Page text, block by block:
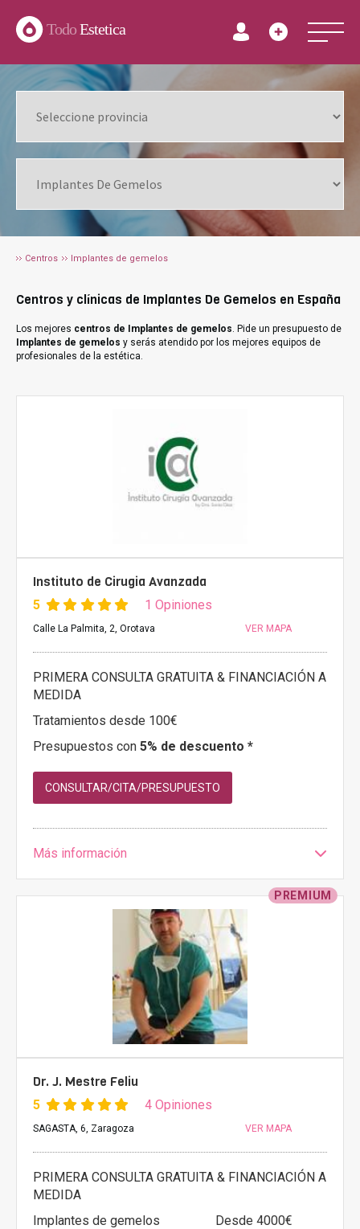
TodoEstetica
Centros Implantes de gemelos
Centros y clínicas de Implantes De Gemelos en España
Los mejores centros de Implantes de gemelos. Pide un presupuesto de
Implantes de gemelos y serás atendido por los mejores equipos de
profesionales de la estética.
Instituto de Cirugia Avanzada
5 1 Opiniones
Calle La Palmita, 2, Orotava VER MAPA
PRIMERA CONSULTA GRATUITA & FINANCIACIÓN A
MEDIDA
Tratamientos desde 100€
Presupuestos con 5% de descuento *
CONSULTAR/CITA/PRESUPUESTO
Más información
PREMIUM
Dr. J. Mestre Feliu
5 4 Opiniones
SAGASTA, 6, Zaragoza VER MAPA
PRIMERA CONSULTA GRATUITA & FINANCIACIÓN A
MEDIDA
Implantes de gemelos
Desde 4000€